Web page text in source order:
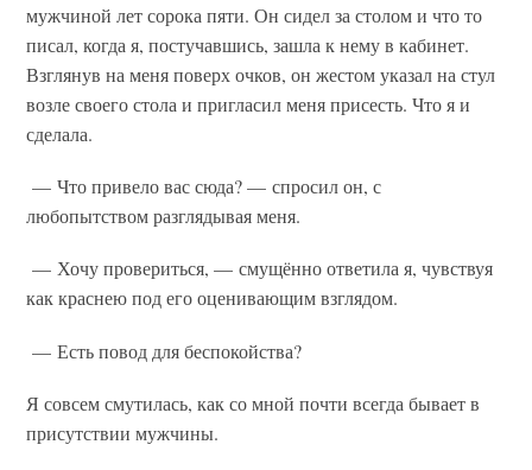
мужчиной лет сорока пяти. Он сидел за столом и что то
писал, когда я, постучавшись, зашла к нему в кабинет.
Взглянув на меня поверх очков, он жестом указал на стул
возле своего стола и пригласил меня присесть. Что я и
сделала.
— Что привело вас сюда? — спросил он, с
любопытством разглядывая меня.
— Хочу провериться, — смущённо ответила я, чувствуя
как краснею под его оценивающим взглядом.
— Есть повод для беспокойства?
Я совсем смутилась, как со мной почти всегда бывает в
присутствии мужчины.